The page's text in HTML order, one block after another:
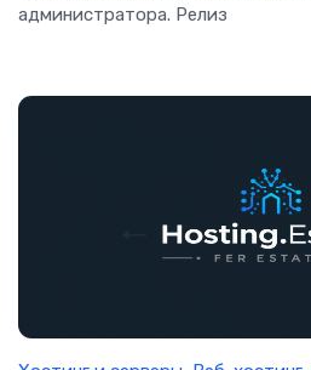
администратора. Релиз